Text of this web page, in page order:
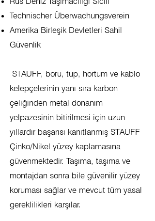
Technischer Überwachungsverein
Amerika Birleşik Devletleri Sahil
Güvenlik
​ STAUFF, boru, tüp, hortum ve kablo
kelepçelerinin yanı sıra karbon
çeliğinden metal donanım
yelpazesinin bitirilmesi için uzun
yıllardır başarısı kanıtlanmış STAUFF
Çinko/Nikel yüzey kaplamasına
güvenmektedir. Taşıma, taşıma ve
montajdan sonra bile güvenilir yüzey
koruması sağlar ve mevcut tüm yasal
gereklilikleri karşılar.